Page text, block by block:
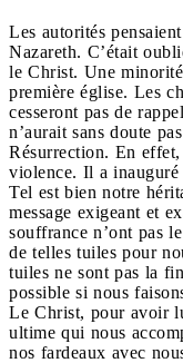
Les autorités
Nazareth. C’était
le Christ. Une
première église. Les
cesseront pas de
n’aurait sans doute
Résurrection. En effet,
violence. Il a
Tel est bien notre
message exigeant et
souffrance n’ont pas
de telles tuiles pour
tuiles ne sont pas la
possible si nous
Le Christ, pour avoir
ultime qui nous
nos fardeaux avec